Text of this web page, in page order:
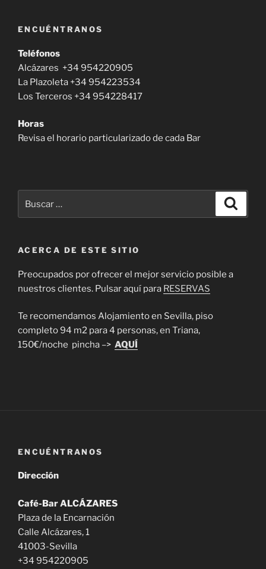
ENCUÉNTRANOS
Teléfonos
Alcázares +34 954220905
La Plazoleta +34 954223534
Los Terceros +34 954228417
Horas
Revisa el horario particularizado de cada Bar
por:
ACERCA DE ESTE SITIO
Preocupados por ofrecer el mejor servicio posible a
nuestros clientes. Pulsar aquí para RESERVAS
Te recomendamos Alojamiento en Sevilla, piso
completo 94 m2 para 4 personas, en Triana,
150€/noche pincha –> AQUÍ
ENCUÉNTRANOS
Dirección
Café-BarALCÁZARES
Plaza de la Encarnación
Calle Alcázares, 1
41003-Sevilla
+34 954220905